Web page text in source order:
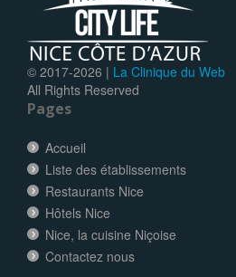
© 2017-2026 | La Clinique du Web
All Rights Reserved
Pages
Accueil
Liste des établissements
Restaurants Nice
Hôtels Nice
Nice, la cuisine Niçoise
Contactez nous